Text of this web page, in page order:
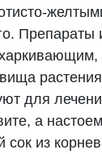
Препараты
для
а
сок из